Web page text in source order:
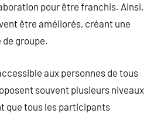
pour être franchis. Ainsi,
être améliorés, créant une
groupe.
aux personnes de tous
souvent plusieurs niveaux
que tous les participants